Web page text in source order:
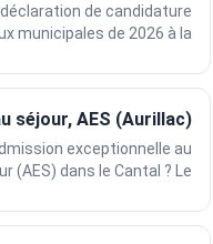
de candidature
municipales de 2026 à la...
séjour, AES (Aurillac)
exceptionnelle au
(AES) dans le Cantal ? Le...